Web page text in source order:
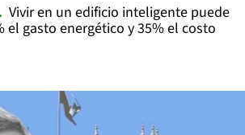
Vivir en un edificio inteligente puede
el gasto energético y 35% el costo